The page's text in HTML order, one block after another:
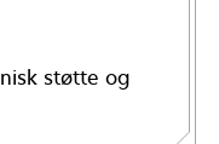
støtte og